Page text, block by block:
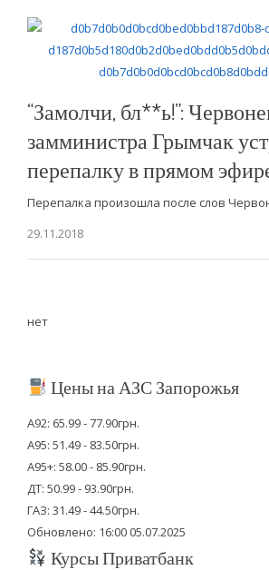
“Замолчи, бл**ь!”:
замминистра Грымчак
перепалку в прямом
Перепалка произошла после слов
29.11.2018
нет
Цены на АЗС Запорожья
А92: 65.99 - 77.90грн.
А95: 51.49 - 83.50грн.
А95+: 58.00 - 85.90грн.
ДТ: 50.99 - 93.90грн.
ГАЗ: 31.49 - 44.50грн.
Обновлено: 16:00 05.07.2025
Курсы Приватбанк